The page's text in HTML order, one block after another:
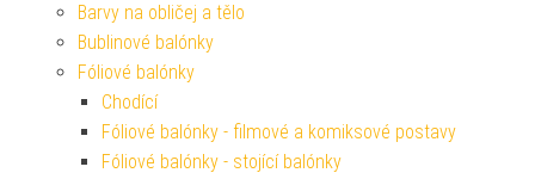
Barvy na obličej a tělo
Bublinové balónky
Fóliové balónky
Chodící
Fóliové balónky - filmové a komiksové postavy
Fóliové balónky - stojící balónky